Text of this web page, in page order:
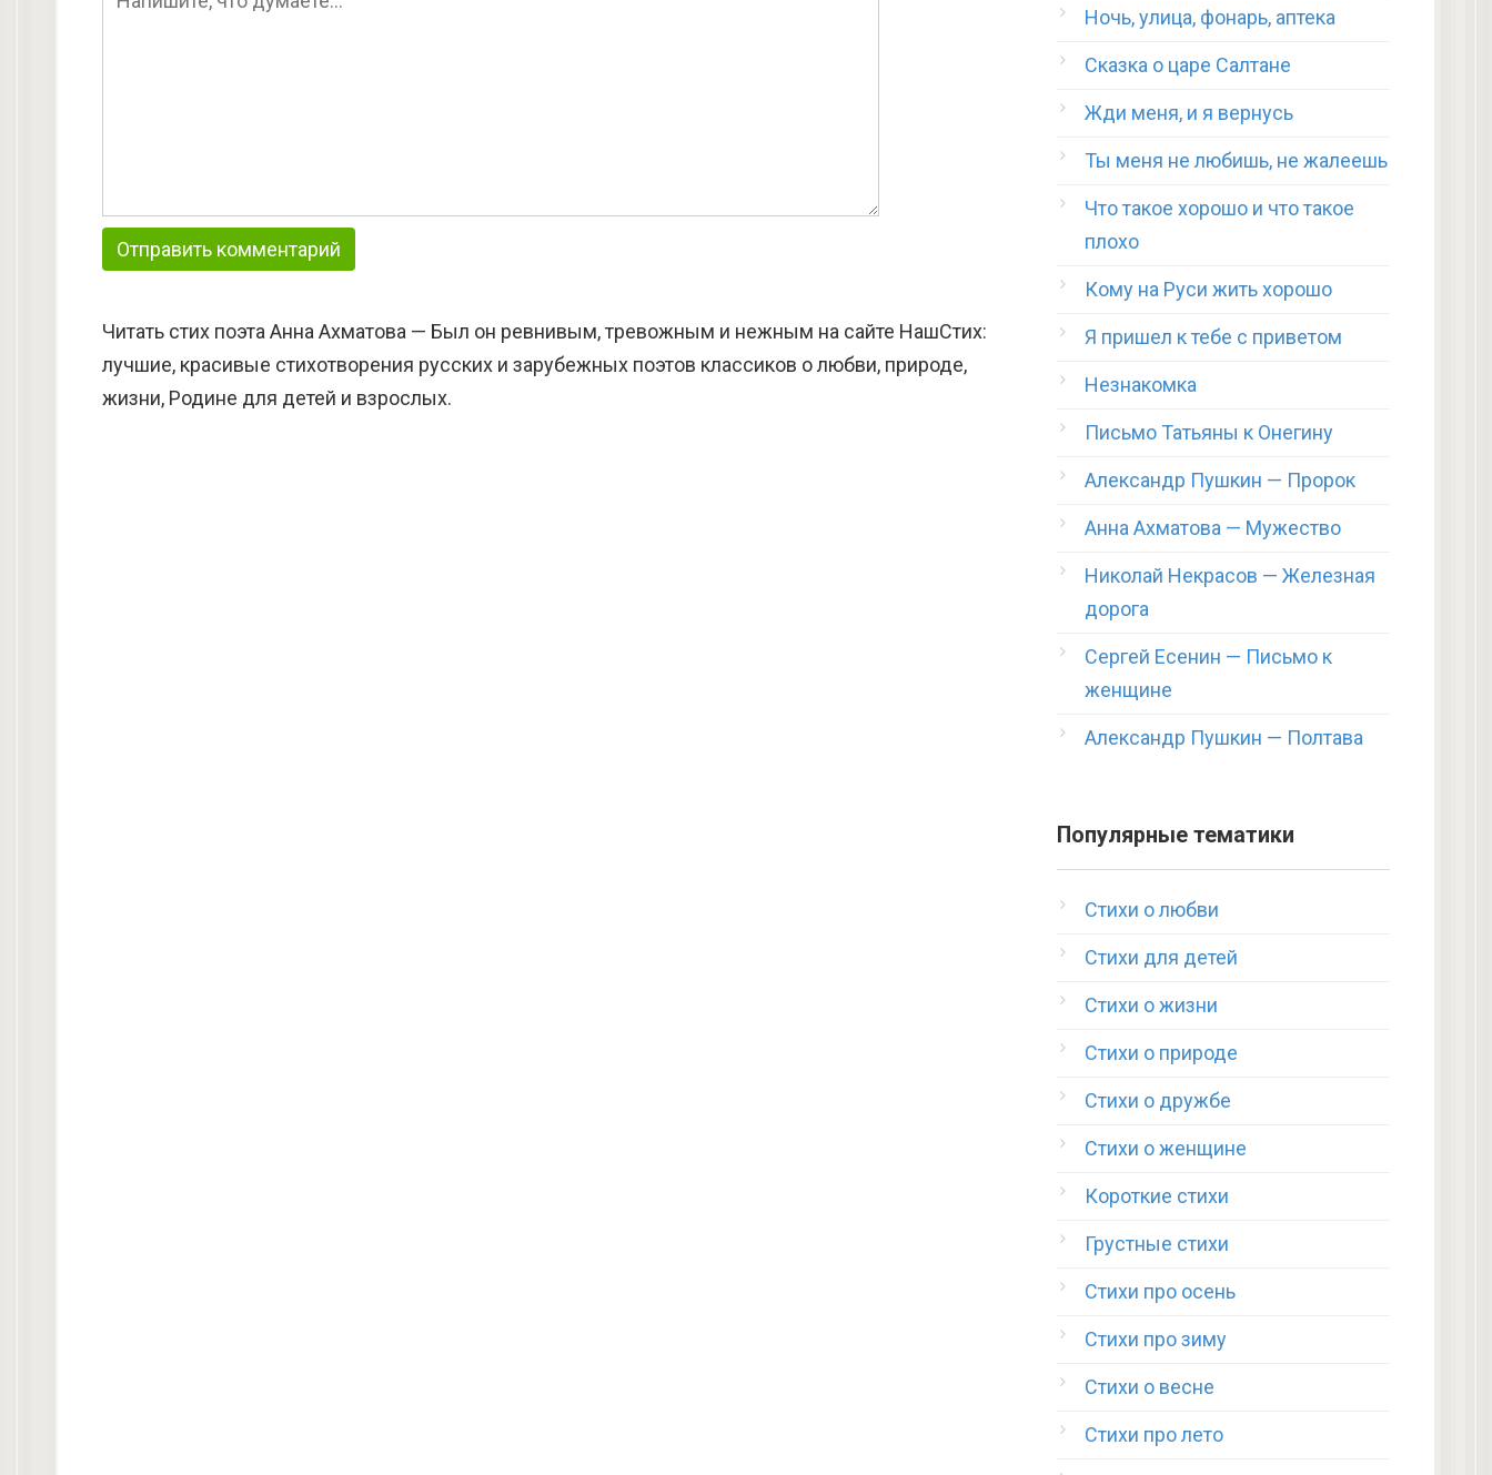
Читать стих поэта Анна Ахматова — Был он ревнивым, тревожным и нежным на сайте НашСтих:
лучшие, красивые стихотворения русских и зарубежных поэтов классиков о любви, природе,
жизни, Родине для детей и взрослых.
Ночь, улица, фонарь, аптека
Сказка о царе Салтане
Жди меня, и я вернусь
Ты меня не любишь, не жалеешь
Что такое хорошо и что такое
плохо
Кому на Руси жить хорошо
Я пришел к тебе с приветом
Незнакомка
Письмо Татьяны к Онегину
Александр Пушкин — Пророк
Анна Ахматова — Мужество
Николай Некрасов — Железная
дорога
Сергей Есенин — Письмо к
женщине
Александр Пушкин — Полтава
Популярные тематики
Стихи о любви
Стихи для детей
Стихи о жизни
Стихи о природе
Стихи о дружбе
Стихи о женщине
Короткие стихи
Грустные стихи
Стихи про осень
Стихи про зиму
Стихи о весне
Стихи про лето